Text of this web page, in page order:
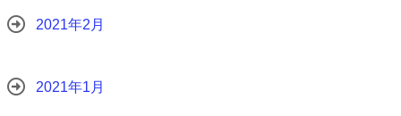
2021年2月
2021年1月